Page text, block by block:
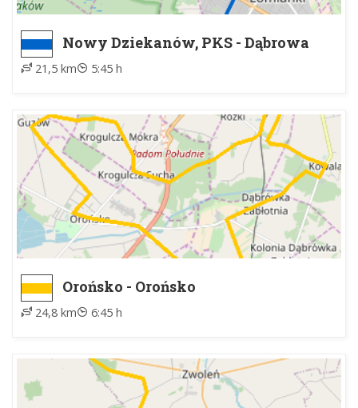
Nowy Dziekanów, PKS - Dąbrowa
21,5 km 5:45 h
Orońsko - Orońsko
24,8 km 6:45 h